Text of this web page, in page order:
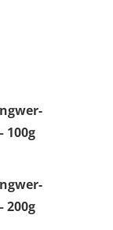
100g
200g